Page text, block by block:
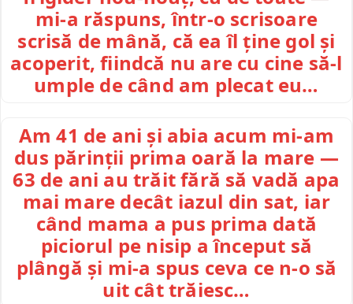
mi-a răspuns, într-o scrisoare
scrisă de mână, că ea îl ține gol și
acoperit, fiindcă nu are cu cine să-l
umple de când am plecat eu…
Am 41 de ani și abia acum mi-am
dus părinții prima oară la mare —
63 de ani au trăit fără să vadă apa
mai mare decât iazul din sat, iar
când mama a pus prima dată
piciorul pe nisip a început să
plângă și mi-a spus ceva ce n-o să
uit cât trăiesc…